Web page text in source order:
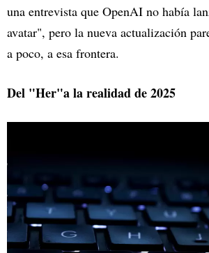
una entrevista que OpenAI no había
avatar", pero la nueva actualización
a poco, a esa frontera.
Del "Her"a la realidad de 2025